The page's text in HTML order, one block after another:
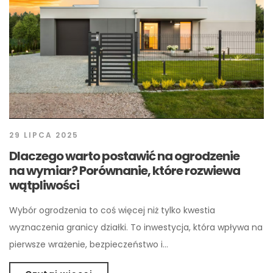
29 LIPCA 2025
Dlaczego warto postawić na ogrodzenie
na wymiar? Porównanie, które rozwiewa
wątpliwości
Wybór ogrodzenia to coś więcej niż tylko kwestia
wyznaczenia granicy działki. To inwestycja, która wpływa na
pierwsze wrażenie, bezpieczeństwo i…